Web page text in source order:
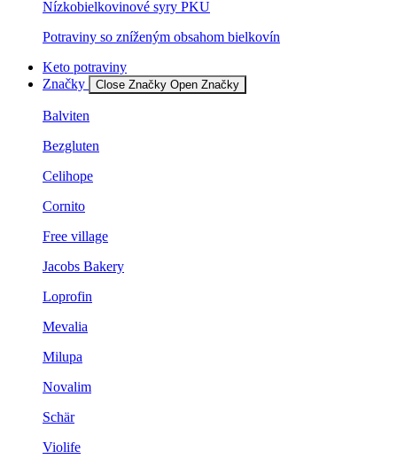
Nízkobielkovinové syry PKU
Potraviny so zníženým obsahom bielkovín
Keto potraviny
Značky
Close Značky Open Značky
Balviten
Bezgluten
Celihope
Cornito
Free village
Jacobs Bakery
Loprofin
Mevalia
Milupa
Novalim
Schär
Violife